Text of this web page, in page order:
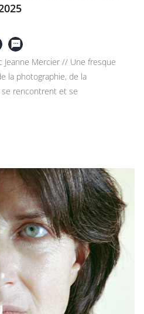
Jeanne Mercier // Une fresque
la photographie, de la
rencontrent et se